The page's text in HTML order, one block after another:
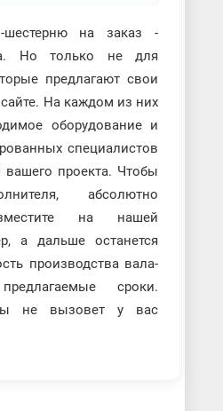
шестерню на заказ -
Но только не для
предлагают свои
На каждом из них
оборудование и
специалистов
проекта. Чтобы
абсолютно
на нашей
а дальше останется
производства вала-
сроки.
не вызовет у вас